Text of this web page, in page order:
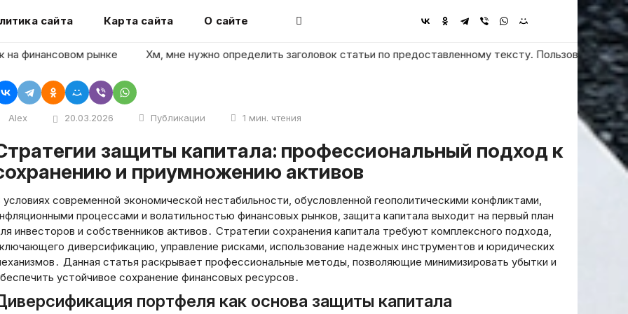
сайта Карта сайта О сайте
рынке Хм, мне нужно определить заголовок статьи по предоставленному тексту. Пользователь
Alex 20.03.2026 Публикации 1 мин. чтения
подход к
и приумножению активов
условиях современной экономической нестабильности, обусловленной геополитическими конфликтами,
процессами и волатильностью финансовых рынков, защита капитала выходит на первый план
инвесторов и собственников активов․ Стратегии сохранения капитала требуют комплексного подхода,
диверсификацию, управление рисками, использование надежных инструментов и юридических
Данная статья раскрывает профессиональные методы, позволяющие минимизировать убытки и
устойчивое сохранение финансовых ресурсов․
портфеля как основа защиты капитала